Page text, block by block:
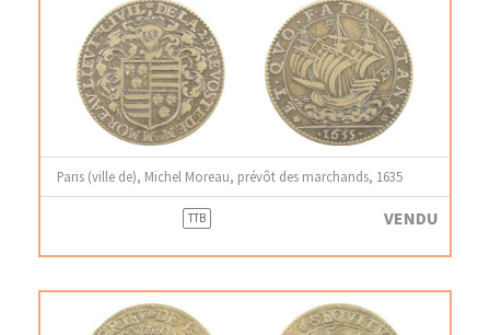
Paris (ville de), Michel Moreau, prévôt des marchands, 1635
TTB VENDU